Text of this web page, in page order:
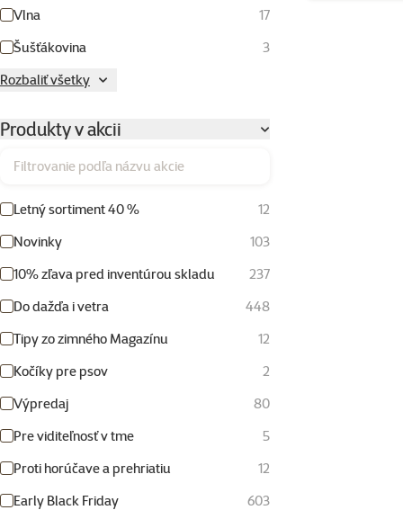
Vlna
17
Šušťákovina
3
Rozbaliť všetky
Produkty v akcii
Filtrovanie podľa názvu akcie
Letný sortiment 40 %
12
Novinky
103
10% zľava pred inventúrou skladu
237
Do dažďa i vetra
448
Tipy zo zimného Magazínu
12
Kočíky pre psov
2
Výpredaj
80
Pre viditeľnosť v tme
5
Proti horúčave a prehriatiu
12
Early Black Friday
603